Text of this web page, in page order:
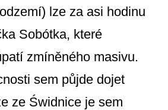
lze za asi hodinu
Sobótka, které
zmíněného masivu.
sem půjde dojet
ze Świdnice je sem